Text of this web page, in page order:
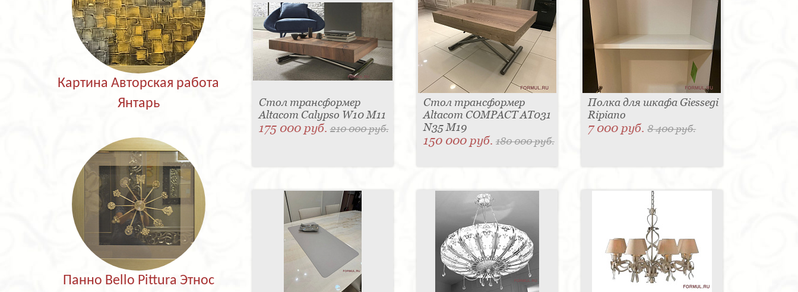
Картина Авторская работа
Янтарь
Панно Bello Pittura Этнос
Стол трансформер
Altacom Calypso W10 M11
175 000 руб.210 000 руб.
Стол трансформер
Altacom COMPACT AT031
N35 M19
150 000 руб. 180 000 руб.
Полка для шкафа Giessegi
Ripiano
7 000 руб.8 400 руб.